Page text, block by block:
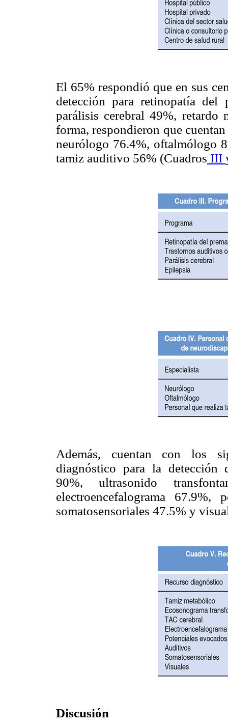
El 65% respondió que en sus
detección para retinopatía del
parálisis cerebral 49%,
forma, respondieron que
neurólogo 76.4%, oftalmólogo
tamiz auditivo 56% (Cuadros III
Además, cuentan con los
diagnóstico para la detección
90%, ultrasonido
electroencefalograma 67.9%,
somatosensoriales 47.5% y
Discusión